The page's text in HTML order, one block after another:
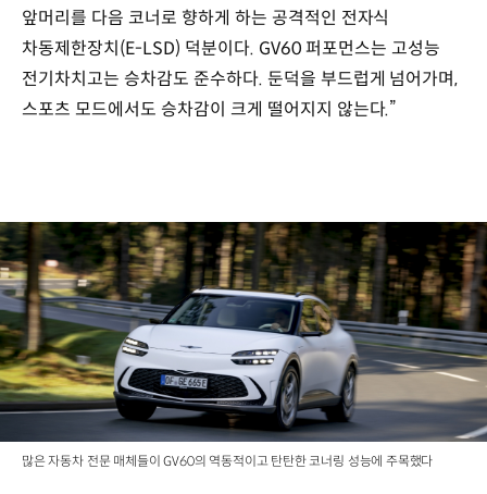
앞머리를 다음 코너로 향하게 하는 공격적인 전자식
차동제한장치(E-LSD) 덕분이다. GV60 퍼포먼스는 고성능
전기차치고는 승차감도 준수하다. 둔덕을 부드럽게 넘어가며,
스포츠 모드에서도 승차감이 크게 떨어지지 않는다.”
많은 자동차 전문 매체들이 GV60의 역동적이고 탄탄한 코너링 성능에 주목했다